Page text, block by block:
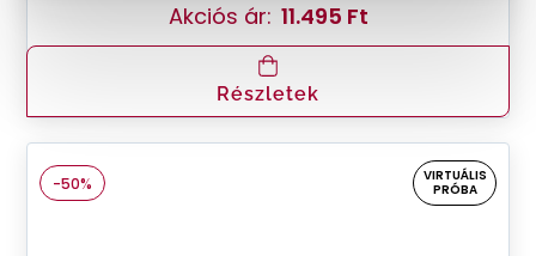
Akciós ár: 11.495 Ft
Részletek
-50%
VIRTUÁLIS
PRÓBA